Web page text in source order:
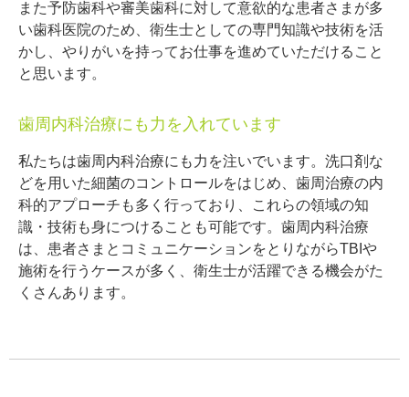
また予防歯科や審美歯科に対して意欲的な患者さまが多
い歯科医院のため、衛生士としての専門知識や技術を活
かし、やりがいを持ってお仕事を進めていただけること
と思います。
歯周内科治療にも力を入れています
私たちは歯周内科治療にも力を注いでいます。洗口剤な
どを用いた細菌のコントロールをはじめ、歯周治療の内
科的アプローチも多く行っており、これらの領域の知
識・技術も身につけることも可能です。歯周内科治療
は、患者さまとコミュニケーションをとりながらTBIや
施術を行うケースが多く、衛生士が活躍できる機会がた
くさんあります。